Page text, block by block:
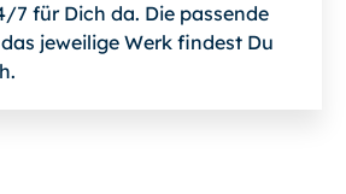
7 für Dich da. Die passende
jeweilige Werk findest Du